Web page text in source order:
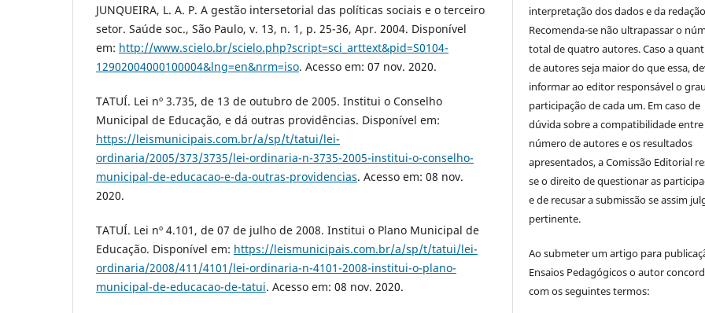
JUNQUEIRA, L. A. P. A gestão intersetorial das políticas sociais e o terceiro
setor. Saúde soc., São Paulo, v. 13, n. 1, p. 25-36, Apr. 2004. Disponível
em: http://www.scielo.br/scielo.php?script=sci_arttext&pid=S0104-
12902004000100004&lng=en&nrm=iso. Acesso em: 07 nov. 2020.
TATUÍ. Lei nº 3.735, de 13 de outubro de 2005. Institui o Conselho
Municipal de Educação, e dá outras providências. Disponível em:
https://leismunicipais.com.br/a/sp/t/tatui/lei-
ordinaria/2005/373/3735/lei-ordinaria-n-3735-2005-institui-o-conselho-
municipal-de-educacao-e-da-outras-providencias. Acesso em: 08 nov.
2020.
TATUÍ. Lei nº 4.101, de 07 de julho de 2008. Institui o Plano Municipal de
Educação. Disponível em: https://leismunicipais.com.br/a/sp/t/tatui/lei-
ordinaria/2008/411/4101/lei-ordinaria-n-4101-2008-institui-o-plano-
municipal-de-educacao-de-tatui. Acesso em: 08 nov. 2020.
interpretação dos dados e da
Recomenda-se não ultrapassar o
total de quatro autores. Caso a
de autores seja maior do que essa,
informar ao editor responsável o
participação de cada um. Em caso de
dúvida sobre a compatibilidade
número de autores e os resultados
apresentados, a Comissão Editorial
se o direito de questionar as
e de recusar a submissão se assim
pertinente.
Ao submeter um artigo para
Ensaios Pedagógicos o autor
com os seguintes termos: